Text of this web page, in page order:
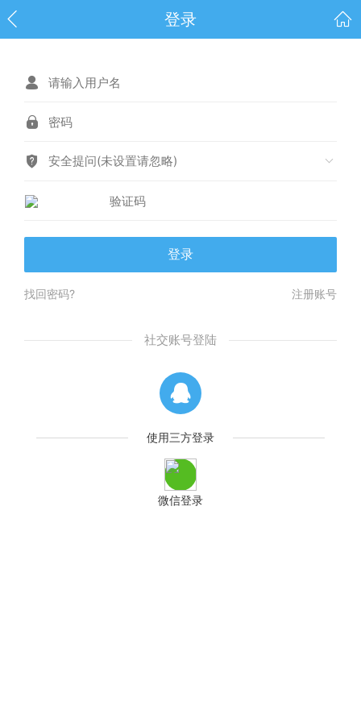
登录
安全提问(未设置请忽略)
登录
找回密码? 注册账号
社交账号登陆
使用三方登录
微信登录